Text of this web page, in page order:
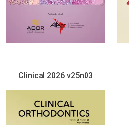
Clinical 2026 v25n03